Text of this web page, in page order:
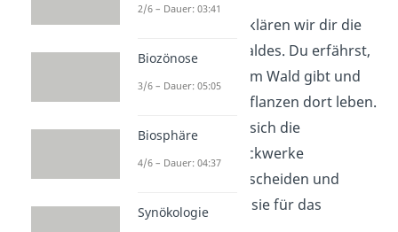
In diesem Video erklären wir dir die
Stockwerke des Waldes. Du erfährst,
welche Ebenen es im Wald gibt und
welche Tiere und Pflanzen dort leben.
Wir zeigen dir, wie sich die
verschiedenen Stockwerke
voneinander unterscheiden und
welche Bedeutung sie für das
2/6 – Dauer: 03:41
Biozönose
3/6 – Dauer: 05:05
Biosphäre
4/6 – Dauer: 04:37
Synökologie